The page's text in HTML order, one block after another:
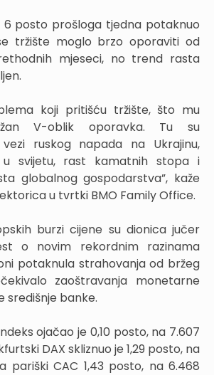
6 posto prošloga tjedna potaknuo
tržište moglo brzo oporaviti od
mjeseci, no trend rasta
koji pritišću tržište, što mu
V-oblik oporavka. Tu su
ruskog napada na Ukrajinu,
u svijetu, rast kamatnih stopa i
globalnog gospodarstva”, kaže
u tvrtki BMO Family Office.
burzi cijene su dionica jučer
o novim rekordnim razinama
potaknula strahovanja od bržeg
zaoštravanja monetarne
središnje banke.
ojačao je 0,10 posto, na 7.607
DAX skliznuo je 1,29 posto, na
pariški CAC 1,43 posto, na 6.468